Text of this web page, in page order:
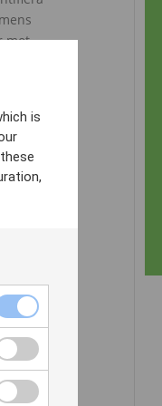
mot
ifall
att
mot
teknik
tredje
till
is